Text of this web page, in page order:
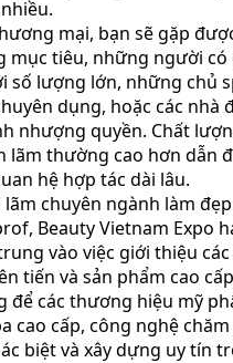
mại, bạn sẽ gặp
mục tiêu, những người có
số lượng lớn, những chủ
dụng, hoặc các nhà
nhượng quyền. Chất
lãm thường cao hơn dẫn
hệ hợp tác dài lâu.
chuyên ngành làm
Beauty Vietnam Expo
vào việc giới thiệu
tiến và sản phẩm cao
để các thương hiệu mỹ
cao cấp, công nghệ
biệt và xây dựng uy tín